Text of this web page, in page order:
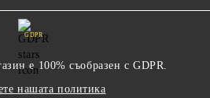
GDPR
е 100% съобразен с GDPR.
нашата политика